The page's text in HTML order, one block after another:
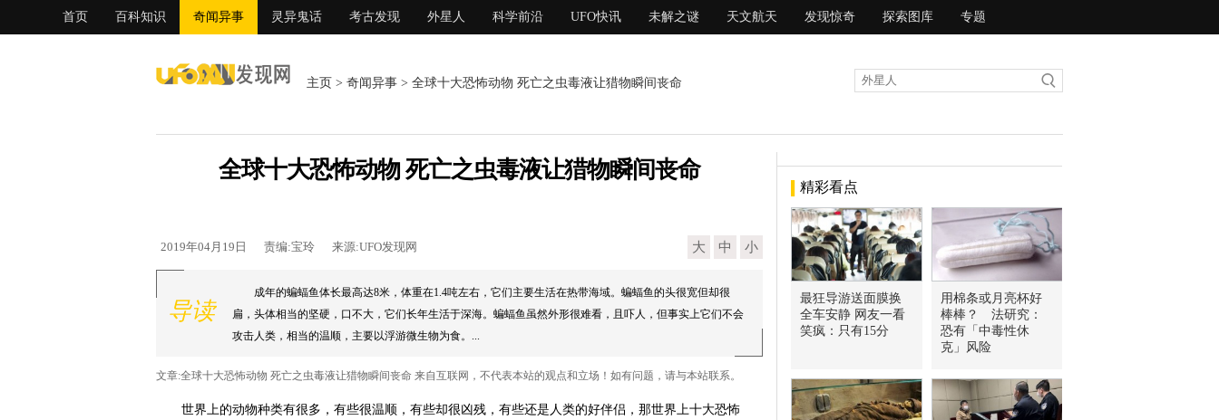
首页 百科知识 奇闻异事 灵异鬼话 考古发现 外星人 科学前沿 UFO快讯 未解之谜 天文航天 发现惊奇 探索图库 专题
主页 > 奇闻异事 > 全球十大恐怖动物 死亡之虫毒液让猎物瞬间丧命
全球十大恐怖动物 死亡之虫毒液让猎物瞬间丧命
2019年04月19日 责编:宝玲 来源:UFO发现网 大 中 小
导读
成年的蝙蝠鱼体长最高达8米，体重在1.4吨左右，它们主要生活在热带海域。蝙蝠鱼的头很宽但却很
扁，头体相当的坚硬，口不大，它们长年生活于深海。蝙蝠鱼虽然外形很难看，且吓人，但事实上它们不会
攻击人类，相当的温顺，主要以浮游微生物为食。...
文章:全球十大恐怖动物 死亡之虫毒液让猎物瞬间丧命 来自互联网，不代表本站的观点和立场！如有问题，请与本站联系。
世界上的动物种类有很多，有些很温顺，有些却很凶残，有些还是人类的好伴侣，那世界上十大恐怖
精彩看点
最狂导游送面膜换
全车安静 网友一看
笑疯：只有15分
用棉条或月亮杯好
棒棒？ 法研究：
恐有「中毒性休
克」风险